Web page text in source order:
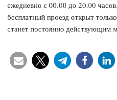
ежедневно с 00.00 до 20.00
бесплатный проезд открыт
станет постоянно действующим